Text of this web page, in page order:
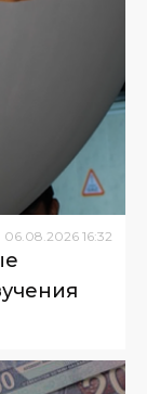
06.08.2026 16:32